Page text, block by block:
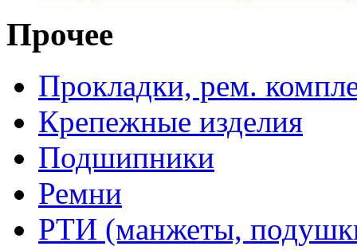
Прочее
Прокладки, рем.
Крепежные изделия
Подшипники
Ремни
РТИ (манжеты,